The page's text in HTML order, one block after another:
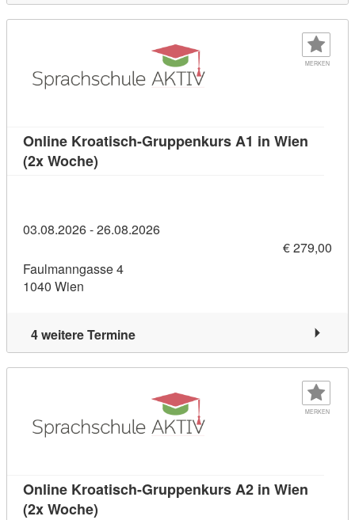
MERKEN
Online Kroatisch-Gruppenkurs A1 in Wien
(2x Woche)
03.08.2026 - 26.08.2026
€ 279,00
Faulmanngasse 4
1040 Wien
4 weitere Termine
MERKEN
Online Kroatisch-Gruppenkurs A2 in Wien
(2x Woche)